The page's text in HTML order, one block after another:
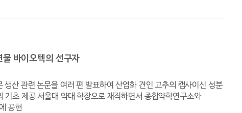
바이오텍의 선구자
산 관련 논문을 여러 편 발표하여 산업화 견인 고추의 캡사이신 성분
기초 제공 서울대 약대 학장으로 재직하면서 종합약학연구소와
공헌